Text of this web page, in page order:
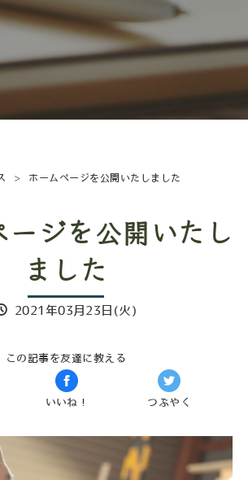
ホームページを公開いたしました
ージを公開いたし
ました
2021年03月23日(火)
この記事を友達に教える
いいね！ つぶやく